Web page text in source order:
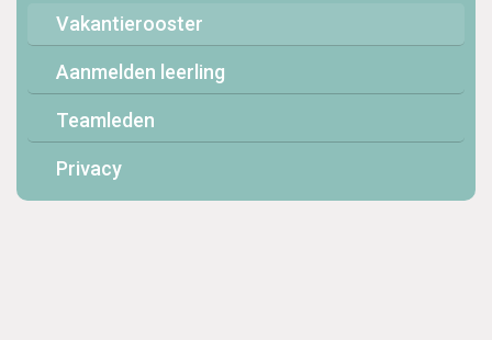
Vakantierooster
Aanmelden leerling
Teamleden
Privacy